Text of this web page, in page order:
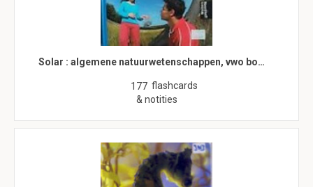
Solar : algemene natuurwetenschappen, vwo bo…
177 flashcards
& notities